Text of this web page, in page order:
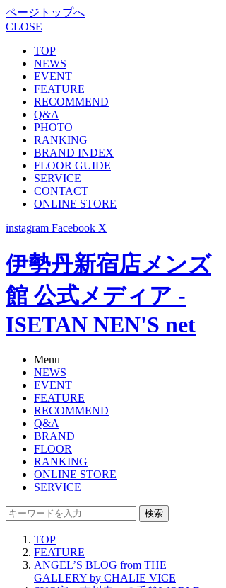
ページトップへ
CLOSE
TOP
NEWS
EVENT
FEATURE
RECOMMEND
Q&A
PHOTO
RANKING
BRAND INDEX
FLOOR GUIDE
SERVICE
CONTACT
ONLINE STORE
instagram Facebook X
伊勢丹新宿店メンズ
館 公式メディア -
ISETAN NEN'S net
Menu
NEWS
EVENT
FEATURE
RECOMMEND
Q&A
BRAND
FLOOR
RANKING
ONLINE STORE
SERVICE
検索
TOP
FEATURE
ANGEL’S BLOG from THE
GALLERY by CHALIE VICE